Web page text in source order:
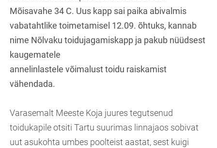
Mõisavahe 34 C. Uus kapp sai paika abivalmis
vabatahtlike toimetamisel 12.09. õhtuks, kannab
nime Nõlvaku toidujagamiskapp ja pakub nüüdsest
kaugematele
annelinlastele võimalust toidu raiskamist
vähendada.
Varasemalt Meeste Koja juures tegutsenud
toidukapile otsiti Tartu suurimas linnajaos sobivat
uut asukohta umbes poolteist aastat, sest kuigi